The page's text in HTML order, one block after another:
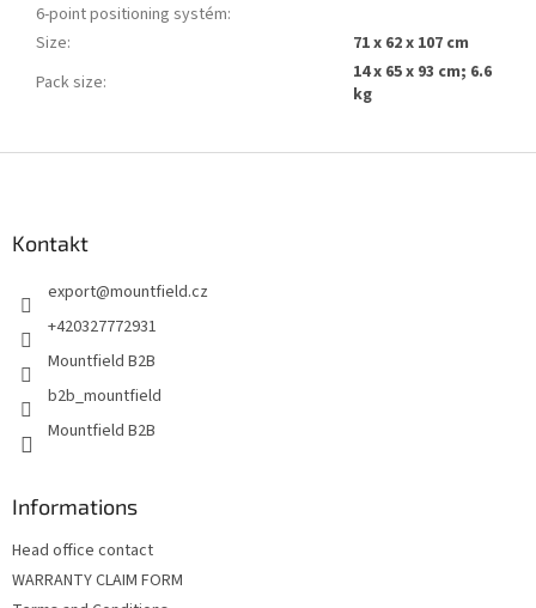
6-point positioning systém:
Size:
71 x 62 x 107 cm
Pack size:
14 x 65 x 93 cm; 6.6
kg
Kontakt
export@mountfield.cz
+420327772931
Mountfield B2B
b2b_mountfield
Mountfield B2B
Informations
Head office contact
WARRANTY CLAIM FORM